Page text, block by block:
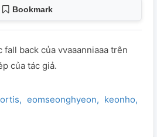
Bookmark
back của vvaaanniaaa trên
của tác giả.
eomseonghyeon keonho